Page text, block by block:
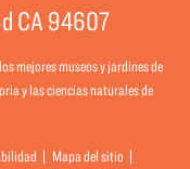
CA 94607
mejores museos y jardines de
y las ciencias naturales de
Mapa del sitio